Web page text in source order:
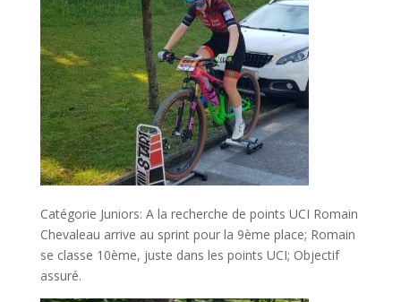
Catégorie Juniors: A la recherche de points UCI Romain
Chevaleau arrive au sprint pour la 9ème place; Romain
se classe 10ème, juste dans les points UCI; Objectif
assuré.